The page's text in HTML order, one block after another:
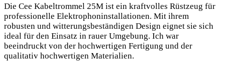
Die Cee Kabeltrommel 25M ist ein kraftvolles Rüstzeug für
professionelle Elektrophoninstallationen. Mit ihrem
robusten und witterungsbeständigen Design eignet sie sich
ideal für den Einsatz in rauer Umgebung. Ich war
beeindruckt von der hochwertigen Fertigung und der
qualitativ hochwertigen Materialien.